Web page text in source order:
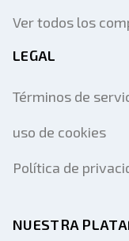
Ver todos los
LEGAL
Términos de
uso de cookies
Política de
NUESTRA